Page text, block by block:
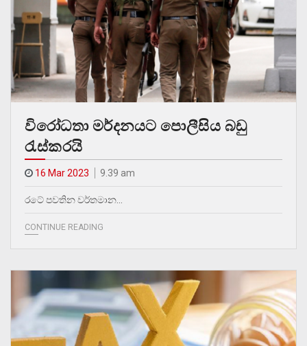
විරෝධතා මර්දනයට පොලීසිය බඩු
රැස්කරයි
16 Mar 2023 9.39 am
රටේ පවතින වර්තමාන…
CONTINUE READING